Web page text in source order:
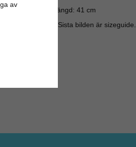
Höft: 51 cm Tot längd: 41 cm
bär storlek M. Sista bilden är sizeguide.
av